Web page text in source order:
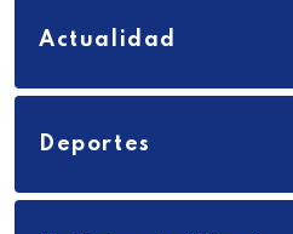
Actualidad
Deportes